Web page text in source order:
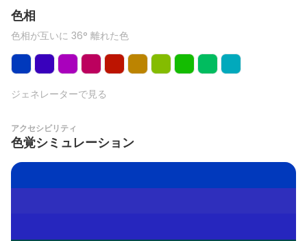
色相
色相が互いに 36° 離れた色
ジェネレーターで見る
アクセシビリティ
色覚シミュレーション